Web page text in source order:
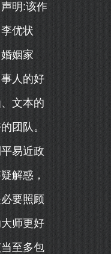
明:该作
优状
姻家
人的好
文本的
团队。
易近政
解惑，
要照顾
师更好
至多包